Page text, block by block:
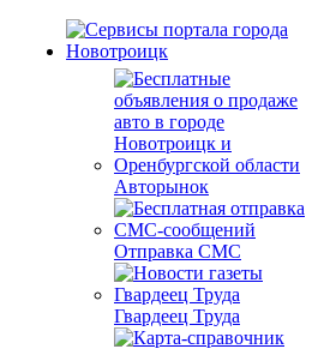
Авторынок
Отправка СМС
Гвардеец Труда